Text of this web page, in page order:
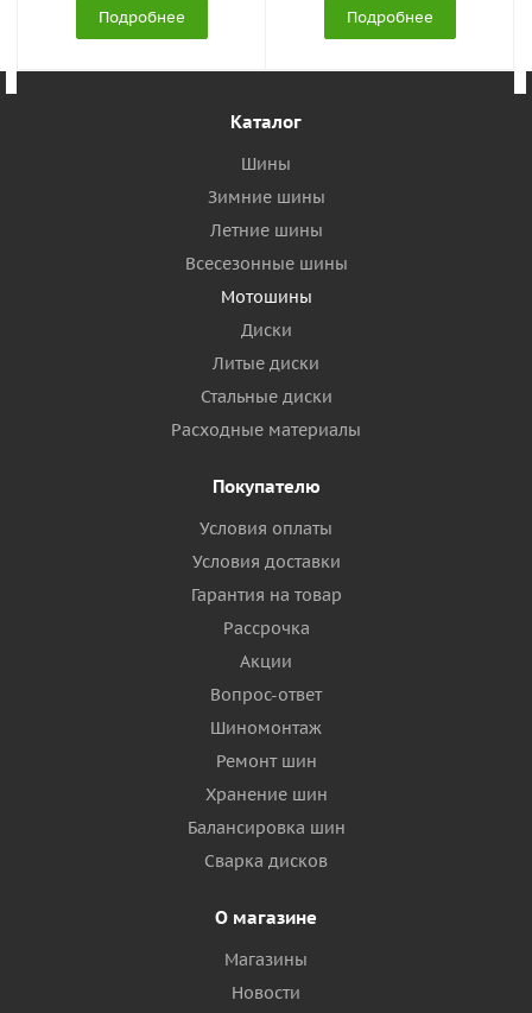
Подробнее Подробнее
Каталог
Шины
Зимние шины
Летние шины
Всесезонные шины
Мотошины
Диски
Литые диски
Стальные диски
Расходные материалы
Покупателю
Условия оплаты
Условия доставки
Гарантия на товар
Рассрочка
Акции
Вопрос-ответ
Шиномонтаж
Ремонт шин
Хранение шин
Балансировка шин
Сварка дисков
О магазине
Магазины
Новости